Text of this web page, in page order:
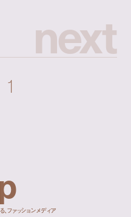
next
1
ファッションメディア